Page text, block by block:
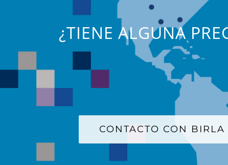
¿TIENE ALGUNA
CONTACTO CON BIRLA